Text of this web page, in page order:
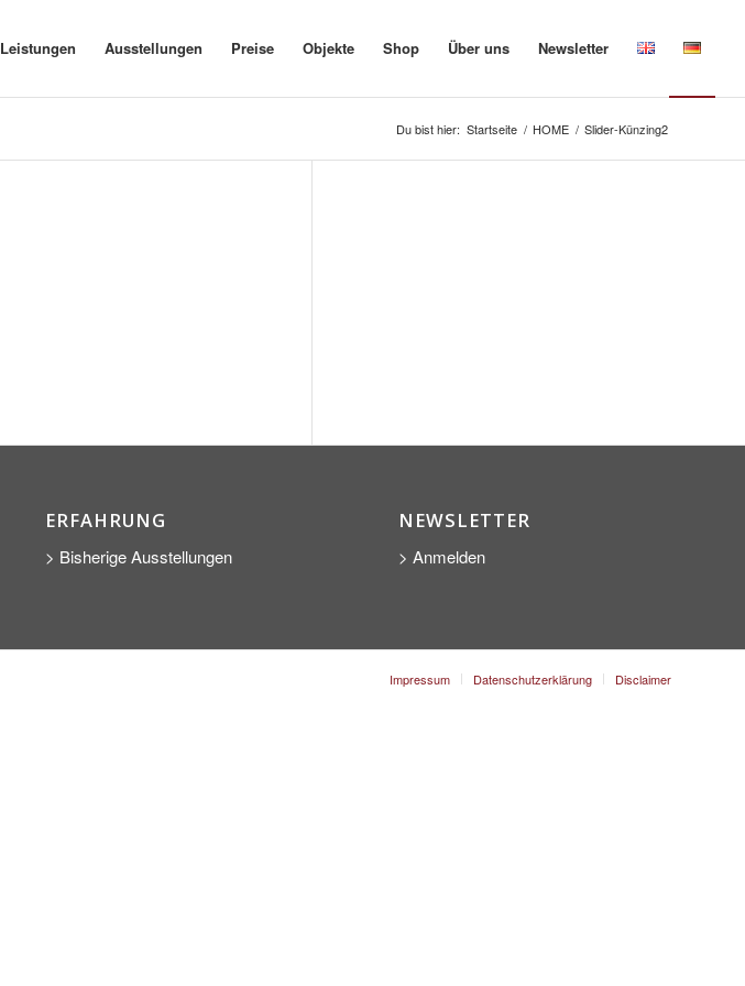
Leistungen Ausstellungen Preise Objekte Shop Über uns Newsletter
Du bist hier: Startseite / HOME / Slider-Künzing2
ERFAHRUNG
> Bisherige Ausstellungen
NEWSLETTER
> Anmelden
Impressum Datenschutzerklärung Disclaimer